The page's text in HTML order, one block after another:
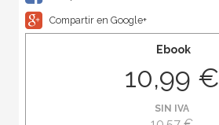
Compartir en Google+
Ebook
10,99 €
SIN IVA